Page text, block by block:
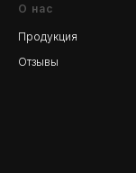
О нас
Продукция
Отзывы